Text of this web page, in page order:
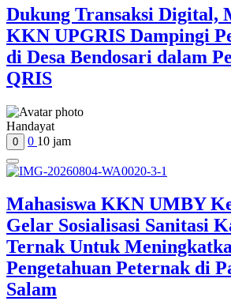
Dukung Transaksi Digital,
KKN UPGRIS Dampingi
di Desa Bendosari dalam
QRIS
Handayat
0 0 10 jam
Mahasiswa KKN UMBY
Gelar Sosialisasi Sanitasi
Ternak Untuk
Pengetahuan Peternak di
Salam